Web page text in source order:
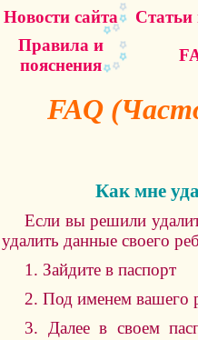
Новости сайта
Статьи
Правила и
пояснения
FAQ
Как мне
Если вы решили
удалить данные своего
1. Зайдите в паспорт
2. Под именем вашего
3. Далее в своем